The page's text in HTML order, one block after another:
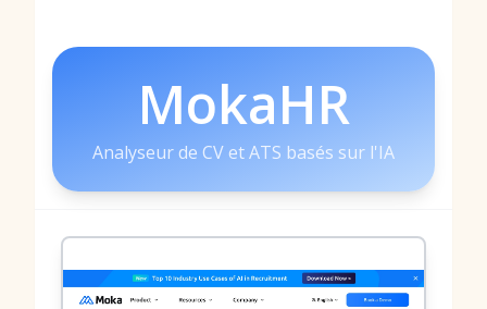
MokaHR
Analyseur de CV et ATS basés sur l'IA